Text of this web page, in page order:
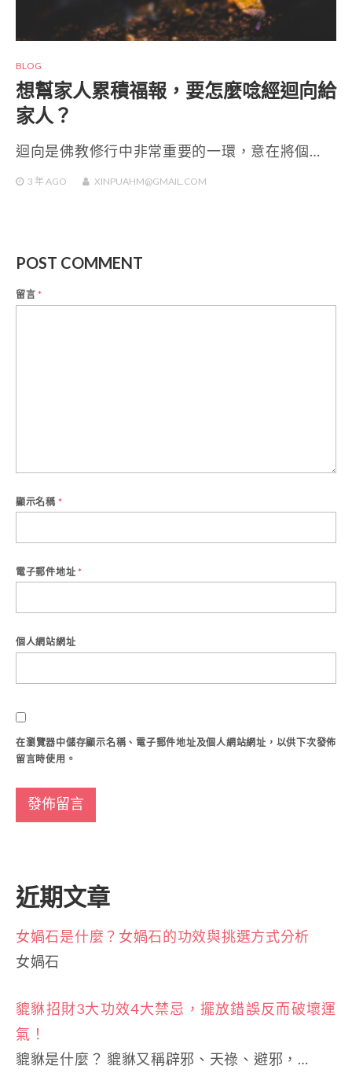
BLOG
想幫家人累積福報，要怎麼唸經迴向給
家人？
迴向是佛教修行中非常重要的一環，意在將個…
3 年AGO XINPUAHM@GMAIL.COM
POST COMMENT
留言*
顯示名稱 *
電子郵件地址 *
個人網站網址
在瀏覽器中儲存顯示名稱、電子郵件地址及個人網站網址，以供下次發佈
留言時使用。
近期文章
女媧石是什麼？女媧石的功效與挑選方式分析
女媧石
貔貅招財3大功效4大禁忌，擺放錯誤反而破壞運
氣！
貔貅是什麼？ 貔貅又稱辟邪、天祿、避邪，…